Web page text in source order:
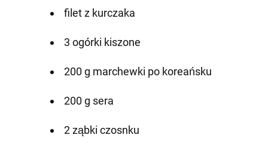
filet z kurczaka
3 ogórki kiszone
200 g marchewki po koreańsku
200 g sera
2 ząbki czosnku